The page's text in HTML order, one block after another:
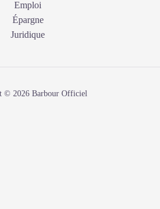
Emploi
Épargne
Juridique
© 2026 Barbour Officiel